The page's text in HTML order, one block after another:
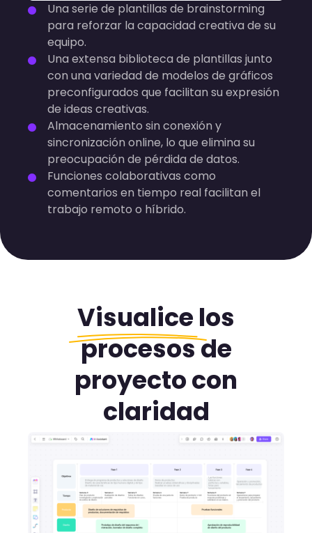
Una serie de plantillas de brainstorming
para reforzar la capacidad creativa de su
equipo.
Una extensa biblioteca de plantillas junto
con una variedad de modelos de gráficos
preconfigurados que facilitan su expresión
de ideas creativas.
Almacenamiento sin conexión y
sincronización online, lo que elimina su
preocupación de pérdida de datos.
Funciones colaborativas como
comentarios en tiempo real facilitan el
trabajo remoto o híbrido.
Visualice los
procesos de
proyecto con
claridad